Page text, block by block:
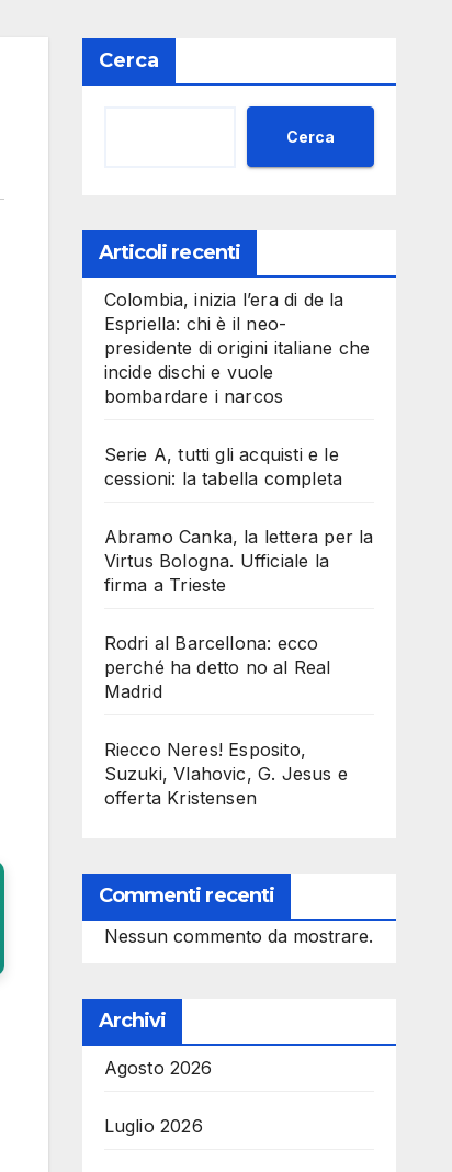
Cerca
Cerca
Articoli recenti
Colombia, inizia l’era di de la
Espriella: chi è il neo-
presidente di origini italiane che
incide dischi e vuole
bombardare i narcos
Serie A, tutti gli acquisti e le
cessioni: la tabella completa
Abramo Canka, la lettera per la
Virtus Bologna. Ufficiale la
firma a Trieste
Rodri al Barcellona: ecco
perché ha detto no al Real
Madrid
Riecco Neres! Esposito,
Suzuki, Vlahovic, G. Jesus e
offerta Kristensen
Commenti recenti
Nessun commento da mostrare.
Archivi
Agosto 2026
Luglio 2026